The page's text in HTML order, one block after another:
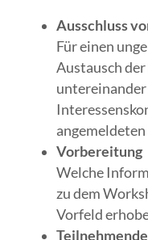
Ausschluss
Für einen
Austausch
untereinander
Vorbereitung
Welche
zu dem
Vorfeld
Teilnehmende